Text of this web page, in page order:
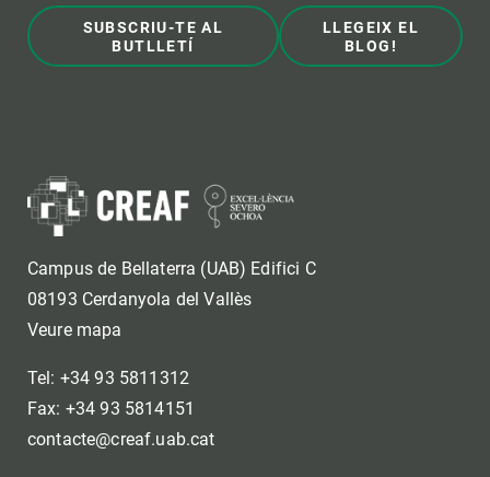
SUBSCRIU-TE AL
BUTLLETÍ
LLEGEIX EL
BLOG!
Campus de Bellaterra (UAB) Edifici C
08193 Cerdanyola del Vallès
Veure mapa
Tel: +34 93 5811312
Fax: +34 93 5814151
contacte@creaf.uab.cat